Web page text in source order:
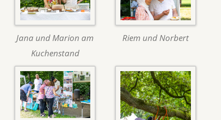
Jana und Marion am
Kuchenstand
Riem und Norbert